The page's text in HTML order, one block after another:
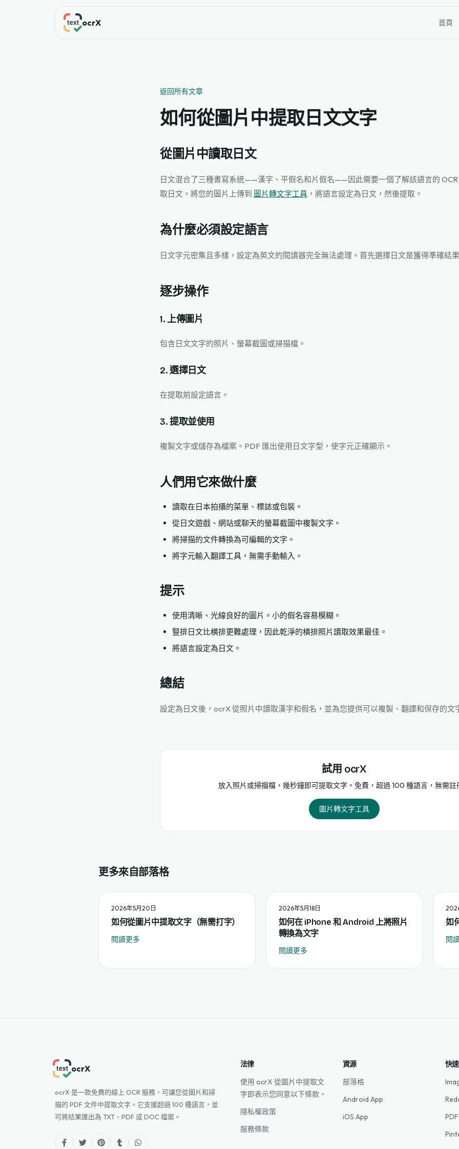
ocrX 首頁
返回所有文章
如何從圖片中提取日文文字
從圖片中讀取日文
日文混合了三種書寫系統——漢字、平假名和片假名——因此需要一個了解該語言的
取日文。將您的圖片上傳到 圖片轉文字工具 ，將語言設定為日文，然後提取。
為什麼必須設定語言
日文字元密集且多樣，設定為英文的閱讀器完全無法處理。首先選擇日文是獲得準確結
逐步操作
1. 上傳圖片
包含日文文字的照片、螢幕截圖或掃描檔。
2. 選擇日文
在提取前設定語言。
3. 提取並使用
複製文字或儲存為檔案。PDF 匯出使用日文字型，使字元正確顯示。
人們用它來做什麼
讀取在日本拍攝的菜單、標誌或包裝。
從日文遊戲、網站或聊天的螢幕截圖中複製文字。
將掃描的文件轉換為可編輯的文字。
將字元輸入翻譯工具，無需手動輸入。
提示
使用清晰、光線良好的圖片。小的假名容易模糊。
豎排日文比橫排更難處理，因此乾淨的橫排照片讀取效果最佳。
將語言設定為日文。
總結
設定為日文後，ocrX 從照片中讀取漢字和假名，並為您提供可以複製、翻譯和保存的文
試用 ocrX
放入照片或掃描檔，幾秒鐘即可提取文字。免費，超過 100 種語言，無需註
圖片轉文字工具
更多來自部落格
2026年5月20日
如何從圖片中提取文字（無需打字）
閱讀更多
2026年5月18日
如何在 iPhone 和 Android 上將照片
轉換為文字
閱讀更多
如
閱
ocrX
ocrX 是一款免費的線上 OCR 服務，可讓您從圖片和掃
描的 PDF 文件中提取文字。它支援超過 100 種語言，並
可將結果匯出為 TXT、PDF 或 DOC 檔案。
法律
使用 ocrX 從圖片中提取文
字即表示您同意以下條款。
隱私權政策
服務條款
資源
部落格
Android App
iOS App
快